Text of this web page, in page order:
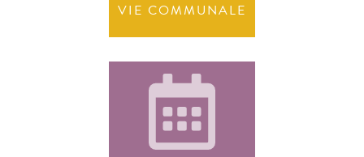
VIE COMMUNALE